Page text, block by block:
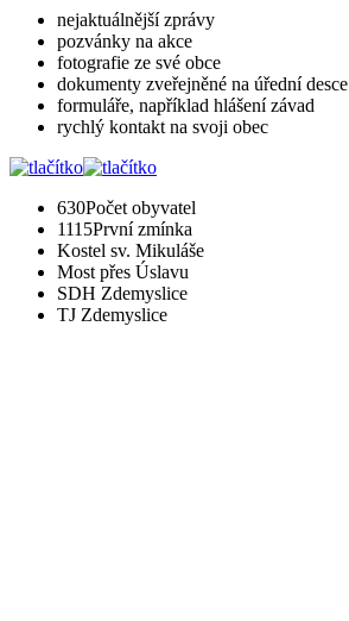
nejaktuálnější zprávy
pozvánky na akce
fotografie ze své obce
dokumenty zveřejněné na úřední desce
formuláře, například hlášení závad
rychlý kontakt na svoji obec
630Počet obyvatel
1115První zmínka
Kostel sv. Mikuláše
Most přes Úslavu
SDH Zdemyslice
TJ Zdemyslice